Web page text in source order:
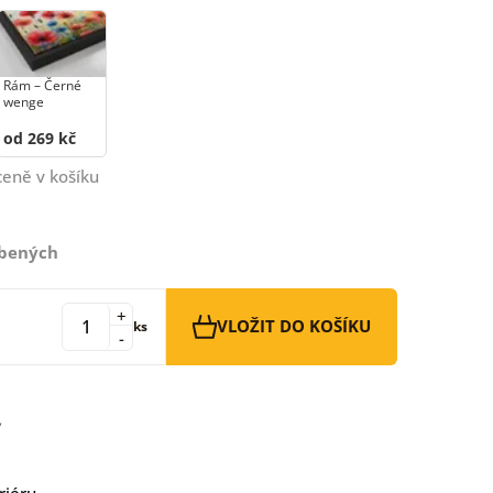
Rám –⁠⁠⁠⁠⁠⁠ Černé
wenge
od 269 kč
v košíku
-
+ ks VLOŽIT DO KOŠÍKU